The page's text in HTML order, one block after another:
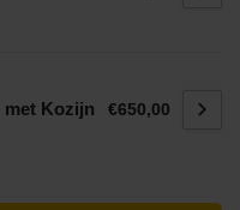
met Kozijn €650,00